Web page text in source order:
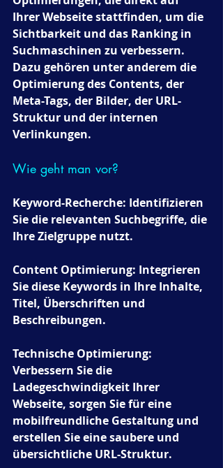
Ihrer Webseite stattfinden, um die
Sichtbarkeit und das Ranking in
Suchmaschinen zu verbessern.
Dazu gehören unter anderem die
Optimierung des Contents, der
Meta-Tags, der Bilder, der URL-
Struktur und der internen
Verlinkungen.
Wie geht man vor?
Keyword-Recherche: Identifizieren
Sie die relevanten Suchbegriffe, die
Ihre Zielgruppe nutzt.
Content Optimierung: Integrieren
Sie diese Keywords in Ihre Inhalte,
Titel, Überschriften und
Beschreibungen.
Technische Optimierung:
Verbessern Sie die
Ladegeschwindigkeit Ihrer
Webseite, sorgen Sie für eine
mobilfreundliche Gestaltung und
erstellen Sie eine saubere und
übersichtliche URL-Struktur.